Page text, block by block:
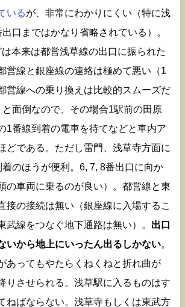
いるが、非常にわかりにくい（特に浅
口まではかなり省略されている）。
本来は都営浅草線の出口に振られた
営線と銀座線の連絡は極めて悪い（1
営線への乗り換えは比較的スムーズだ
面倒なので、その場合1駅前の田原
1番線到着の電車を待てなどと車内ア
どである。ただし雷門、浅草寺方面に
のほうが便利。6, 7, 8番出口に向か
の車両に乗るのが良い）。都営線と東
接の接続は無い（銀座線に入場するこ
武線をつなぐ地下通路は無い）。 出口
いから地上にいったん出るしかない。
あってもやたらくねくねと折れ曲が
りさせられる。浅草駅に入るものはす
ねばならない。浅草寺もしくは東武方